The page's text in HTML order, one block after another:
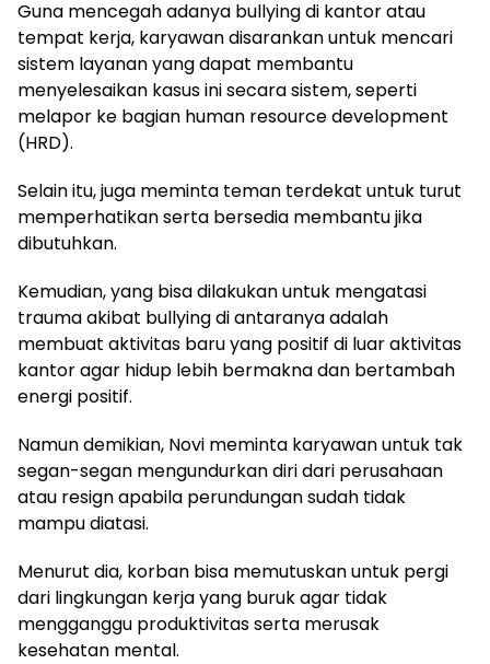
Guna mencegah adanya bullying di kantor atau
tempat kerja, karyawan disarankan untuk mencari
sistem layanan yang dapat membantu
menyelesaikan kasus ini secara sistem, seperti
melapor ke bagian human resource development
(HRD).
Selain itu, juga meminta teman terdekat untuk turut
memperhatikan serta bersedia membantu jika
dibutuhkan.
Kemudian, yang bisa dilakukan untuk mengatasi
trauma akibat bullying di antaranya adalah
membuat aktivitas baru yang positif di luar aktivitas
kantor agar hidup lebih bermakna dan bertambah
energi positif.
Namun demikian, Novi meminta karyawan untuk tak
segan-segan mengundurkan diri dari perusahaan
atau resign apabila perundungan sudah tidak
mampu diatasi.
Menurut dia, korban bisa memutuskan untuk pergi
dari lingkungan kerja yang buruk agar tidak
mengganggu produktivitas serta merusak
kesehatan mental.